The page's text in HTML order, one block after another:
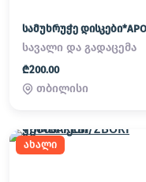
სავალი და გადაცემა
₾200.00
თბილისი
ახალი